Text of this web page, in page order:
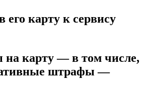
карту к сервису
на карту — в том числе,
штрафы —